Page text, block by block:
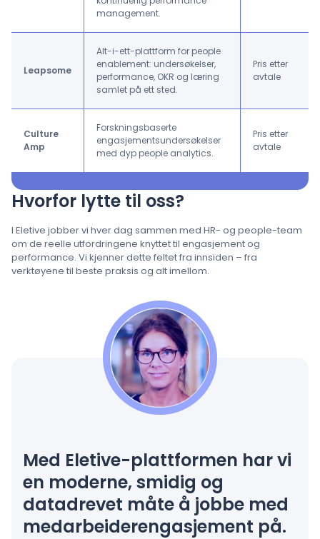
management.
Leapsome
Alt-i-ett-plattform for people
enablement: undersøkelser,
performance, OKR og læring
samlet på ett sted.
Pris etter
avtale
Culture
Amp
Forskningsbaserte
engasjementsundersøkelser
med dyp people analytics.
Pris etter
avtale
Hvorfor lytte til oss?
I Eletive jobber vi hver dag sammen med HR- og people-team
om de reelle utfordringene knyttet til engasjement og
performance. Vi kjenner dette feltet fra innsiden – fra
verktøyene til beste praksis og alt imellom.
Med Eletive-plattformen har vi
en moderne, smidig og
datadrevet måte å jobbe med
medarbeiderengasjement på.